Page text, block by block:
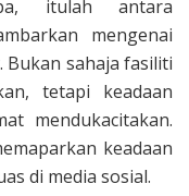
itulah antara
mengenai
sahaja fasiliti
tetapi keadaan
mendukacitakan.
keadaan
di media sosial.